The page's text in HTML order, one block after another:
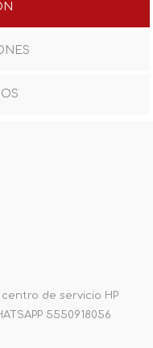
de servicio HP
5550918056